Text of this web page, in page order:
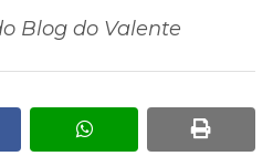
Blog do Valente
whatsapp print